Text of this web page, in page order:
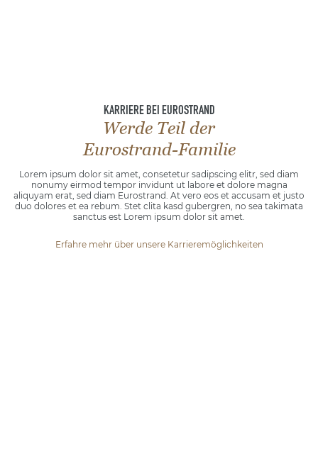
KARRIERE BEI EUROSTRAND
Werde Teil der
Eurostrand-Familie
Lorem ipsum dolor sit amet, consetetur sadipscing elitr, sed diam
nonumy eirmod tempor invidunt ut labore et dolore magna
aliquyam erat, sed diam Eurostrand. At vero eos et accusam et justo
duo dolores et ea rebum. Stet clita kasd gubergren, no sea takimata
sanctus est Lorem ipsum dolor sit amet.
Erfahre mehr über unsere Karrieremöglichkeiten